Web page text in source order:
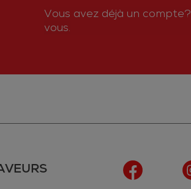
Vous avez déjà un compte?
vous.